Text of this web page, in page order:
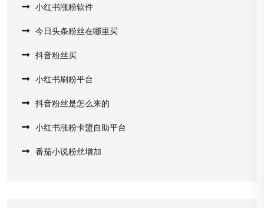
小红书涨粉软件
今日头条粉丝在哪里买
抖音粉丝买
小红书刷粉平台
抖音粉丝是怎么来的
小红书涨粉卡盟自助平台
番茄小说粉丝增加